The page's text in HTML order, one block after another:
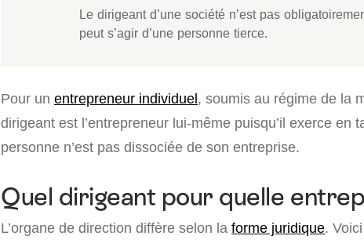
Le dirigeant d’une société n’est pas
peut s’agir d’une personne tierce.
Pour un entrepreneur individuel, soumis au régime de la
dirigeant est l’entrepreneur lui-même puisqu’il exerce en
personne n’est pas dissociée de son entreprise.
Quel dirigeant pour quelle
L’organe de direction diffère selon la forme juridique.